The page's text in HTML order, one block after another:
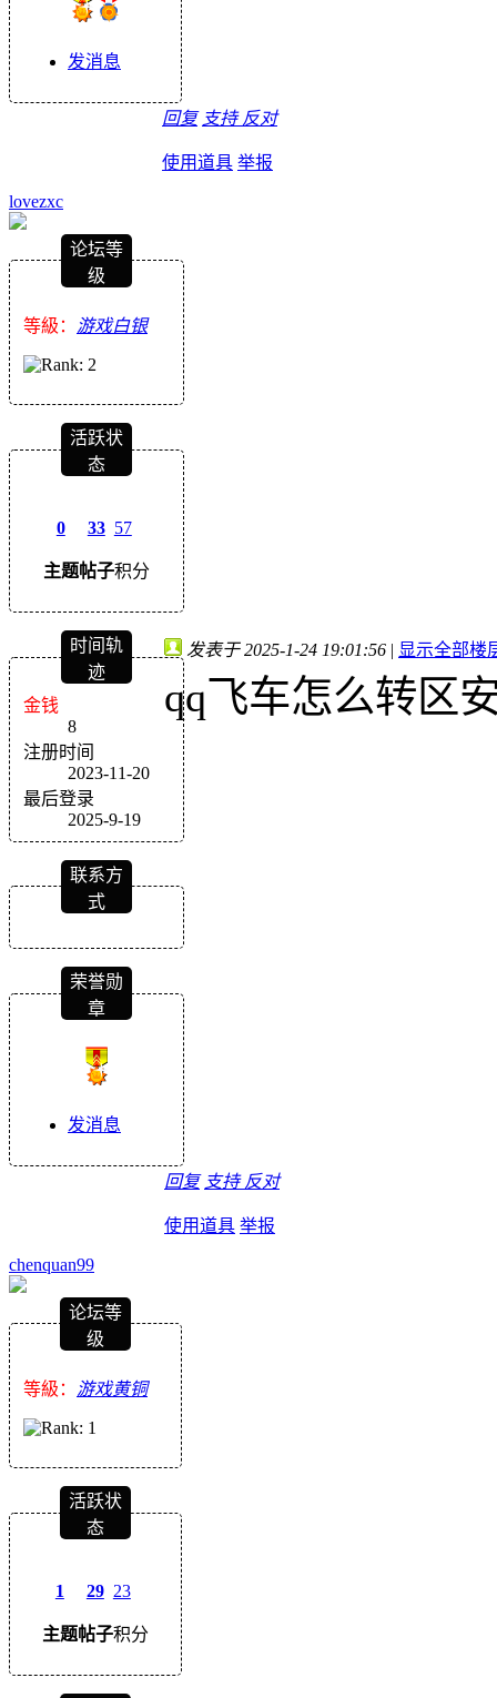
发消息
回复 支持 反对
使用道具 举报
lovezxc
论坛等
级
等級： 游戏白银
活跃状
态
0
主题
33
帖子
57
积分
时间轨
迹
金钱
8
注册时间
2023-11-20
最后登录
2025-9-19
联系方
式
荣誉勋
章
发消息
发表于 2025-1-24 19:01:56 | 显示全部楼
qq飞车怎么转区
回复 支持 反对
使用道具 举报
chenquan99
论坛等
级
等級： 游戏黄铜
活跃状
态
1
主题
29
帖子
23
积分